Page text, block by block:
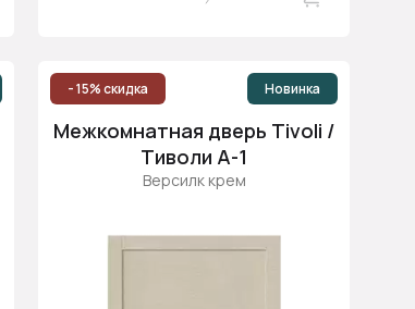
- 15% скидка Новинка
Межкомнатная дверь Tivoli /
Тиволи А-1
Версилк крем